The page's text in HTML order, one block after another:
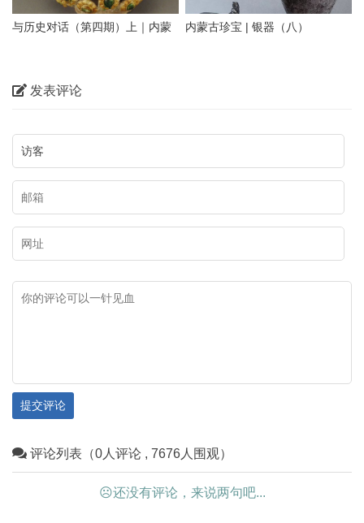
与历史对话（第四期）上｜内蒙
内蒙古珍宝 | 银器（八）
发表评论
提交评论
评论列表（0人评论 , 7676人围观）
☹还没有评论，来说两句吧...